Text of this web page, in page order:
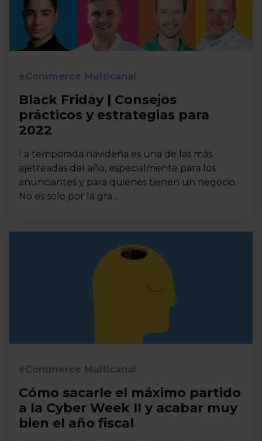
eCommerce Multicanal
Black Friday | Consejos
prácticos y estrategias para
2022
La temporada navideña es una de las más
ajetreadas del año, especialmente para los
anunciantes y para quienes tienen un negocio.
No es solo por la gra...
eCommerce Multicanal
Cómo sacarle el máximo partido
a la Cyber Week II y acabar muy
bien el año fiscal